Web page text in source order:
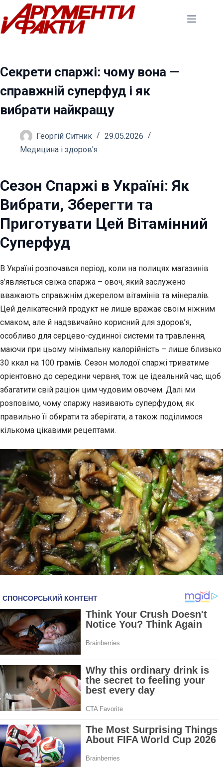
Перейти
до
вмісту
Секрети спаржі: чому вона —
справжній суперфуд і як
вибрати найкращу
Георгій Ситник
29.05.2026
Медицина і здоров'я
Сезон Спаржі в Україні: Як
Вибрати, Зберегти та
Приготувати Цей Вітамінний
Суперфуд
В Україні розпочався період, коли на полицях магазинів
з’являється свіжа спаржа – овоч, який заслужено
вважають справжнім джерелом вітамінів та мінералів.
Цей делікатесний продукт не лише вражає своїм ніжним
смаком, але й надзвичайно корисний для здоров’я,
особливо для серцево-судинної системи та травлення,
маючи при цьому мінімальну калорійність – лише близько
30 ккал на 100 грамів. Сезон молодої спаржі триватиме
орієнтовно до середини червня, тож це ідеальний час, щоб
збагатити свій раціон цим чудовим овочем. Далі ми
розповімо, чому спаржу називають суперфудом, як
правильно її обирати та зберігати, а також поділимося
кількома цікавими рецептами.